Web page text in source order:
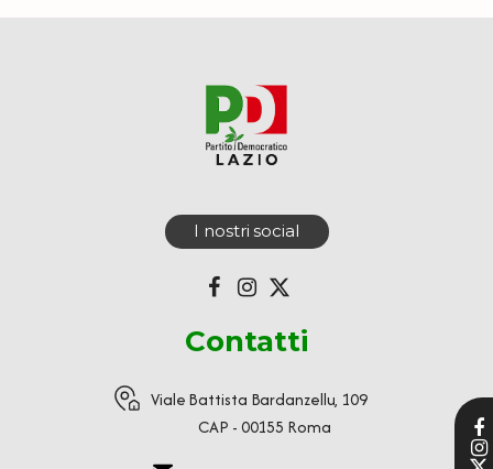
I nostri social
Contatti
Viale Battista Bardanzellu, 109
CAP - 00155 Roma